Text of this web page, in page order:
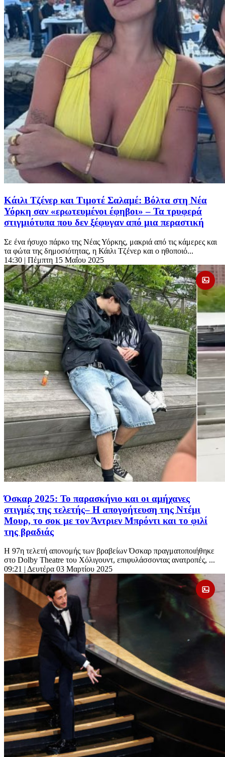
Κάιλι Τζένερ και Τιμοτέ Σαλαμέ: Βόλτα στη Νέα
Υόρκη σαν «ερωτευμένοι έφηβοι» – Τα τρυφερά
στιγμιότυπα που δεν ξέφυγαν από μια περαστική
Σε ένα ήσυχο πάρκο της Νέας Υόρκης, μακριά από τις κάμερες και
τα φώτα της δημοσιότητας, η Κάιλι Τζένερ και ο ηθοποιό...
14:30 | Πέμπτη 15 Μαΐου 2025
Όσκαρ 2025: Το παρασκήνιο και οι αμήχανες
στιγμές της τελετής– Η απογοήτευση της Ντέμι
Μουρ, το σοκ με τον Άντριεν Μπρόντι και το φιλί
της βραδιάς
Η 97η τελετή απονομής των βραβείων Όσκαρ πραγματοποιήθηκε
στο Dolby Theatre του Χόλιγουντ, επιφυλάσσοντας ανατροπές, ...
09:21 | Δευτέρα 03 Μαρτίου 2025